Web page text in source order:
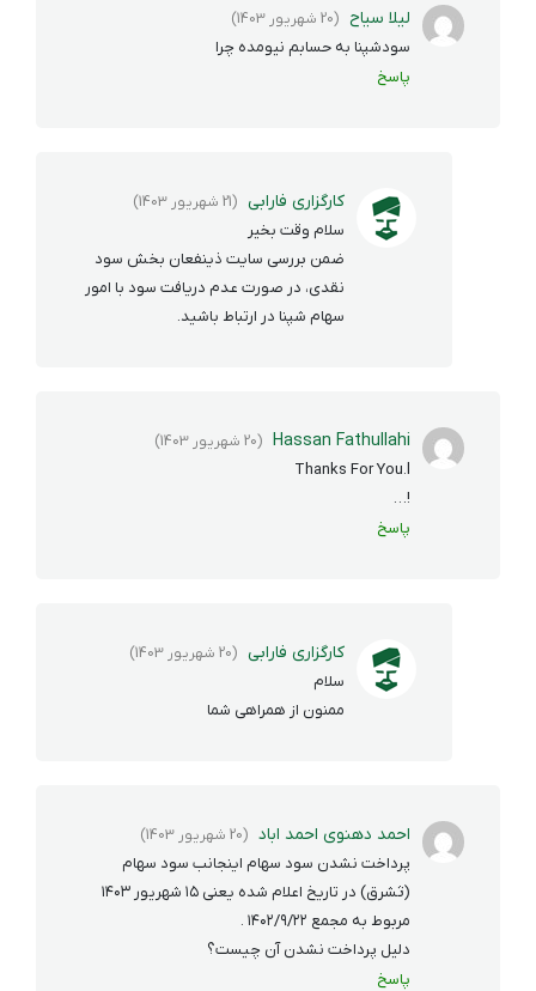
لیلا سیاح (20 شهریور 1403)
سودشپنا به حسابم نیومده چرا
پاسخ
کارگزاری فارابی (21 شهریور 1403)
سلام وقت بخیر
ضمن بررسی سایت ذینفعان بخش سود
نقدی، در صورت عدم دریافت سود با امور
سهام شپنا در ارتباط باشید.
Hassan Fathullahi (20 شهریور 1403)
Thanks For You.l
!…
پاسخ
کارگزاری فارابی (20 شهریور 1403)
سلام
ممنون از همراهی شما
احمد دهنوی احمد اباد (20 شهریور 1403)
پرداخت نشدن سود سهام اینجانب سود سهام
(ثشرق) در تاریخ اعلام شده یعنی ۱۵ شهریور ۱۴۰۳
مربوط به مجمع ۱۴۰۲/۹/۲۲ .
دلیل پرداخت نشدن آن چیست؟
پاسخ